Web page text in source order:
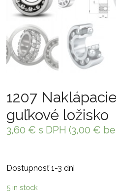
1207
guľkové ložisko
3,60 € s DPH (3,00 €
Dostupnosť 1-3 dni
5 in stock